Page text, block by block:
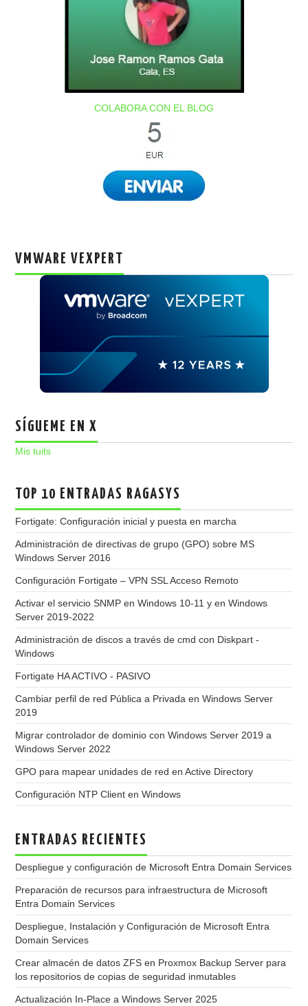
COLABORA CON EL BLOG
VMWARE VEXPERT
SÍGUEME EN X
Mis tuits
TOP 10 ENTRADAS RAGASYS
Fortigate: Configuración inicial y puesta en marcha
Administración de directivas de grupo (GPO) sobre MS
Windows Server 2016
Configuración Fortigate – VPN SSL Acceso Remoto
Activar el servicio SNMP en Windows 10-11 y en Windows
Server 2019-2022
Administración de discos a través de cmd con Diskpart -
Windows
Fortigate HA ACTIVO - PASIVO
Cambiar perfil de red Pública a Privada en Windows Server
2019
Migrar controlador de dominio con Windows Server 2019 a
Windows Server 2022
GPO para mapear unidades de red en Active Directory
Configuración NTP Client en Windows
ENTRADAS RECIENTES
Despliegue y configuración de Microsoft Entra Domain Services
Preparación de recursos para infraestructura de Microsoft
Entra Domain Services
Despliegue, Instalación y Configuración de Microsoft Entra
Domain Services
Crear almacén de datos ZFS en Proxmox Backup Server para
los repositorios de copias de seguridad inmutables
Actualización In-Place a Windows Server 2025